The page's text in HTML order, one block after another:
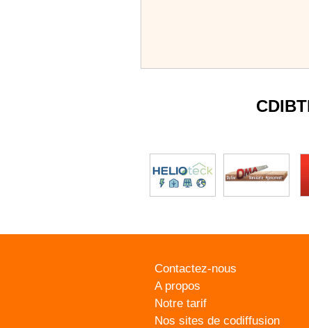
Contactez-nous
A propos
Notre tarif
Nos sites de codiffusion